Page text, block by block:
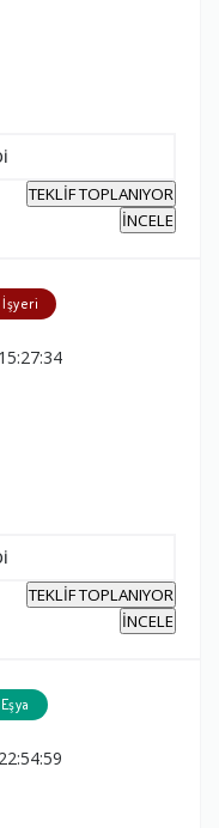
TEKLİF TOPLANIYOR
İNCELE
İşyeri
TEKLİF TOPLANIYOR
İNCELE